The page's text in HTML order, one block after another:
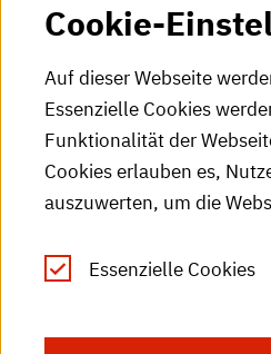
RSS-Feed
Leichte Sprache
Gebärdensprache
Datenschutz
Cookie-
Auf dieser Webseite
Essenzielle Cookies
Funktionalität der
Cookies erlauben es,
auszuwerten, um die
Essenzielle Cookies